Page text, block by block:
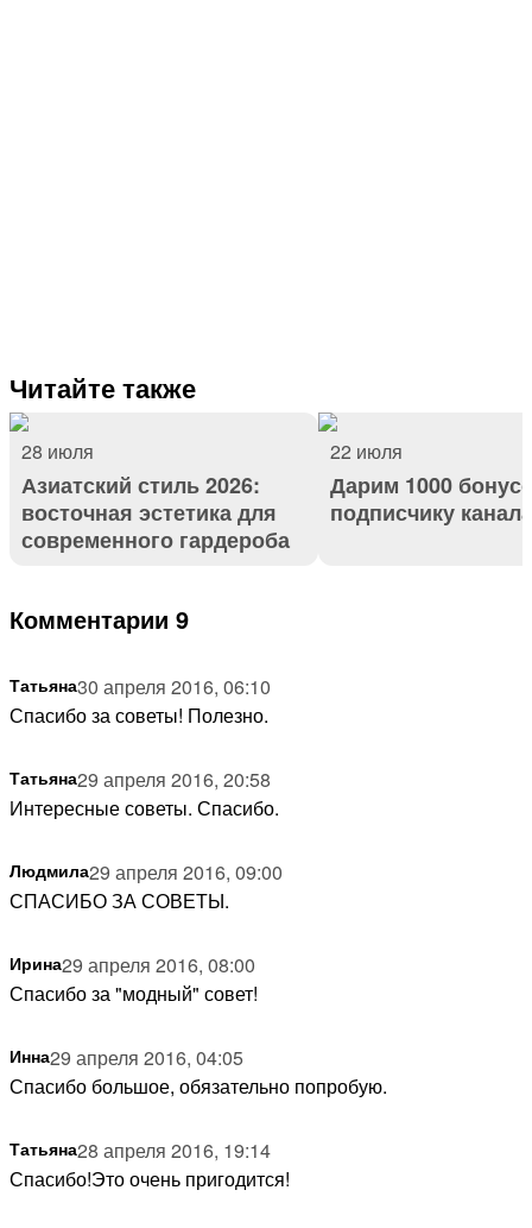
Читайте также
28 июля
Азиатский стиль 2026:
восточная эстетика для
современного гардероба
22 июля
Дарим 1000
подписчику
Комментарии 9
Татьяна30 апреля 2016, 06:10
Спасибо за советы! Полезно.
Татьяна29 апреля 2016, 20:58
Интересные советы. Спасибо.
Людмила29 апреля 2016, 09:00
СПАСИБО ЗА СОВЕТЫ.
Ирина29 апреля 2016, 08:00
Спасибо за "модный" совет!
Инна29 апреля 2016, 04:05
Спасибо большое, обязательно попробую.
татьяна28 апреля 2016, 19:14
Спасибо!Это очень пригодится!